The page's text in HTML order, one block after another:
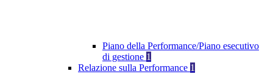
Piano della Performance/Piano esecutivo
di gestione 1
Relazione sulla Performance 1